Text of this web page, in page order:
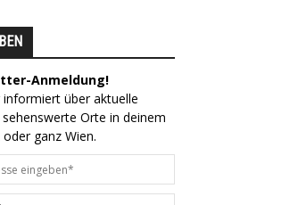
Anmeldung!
über aktuelle
Orte in deinem
oder ganz Wien.